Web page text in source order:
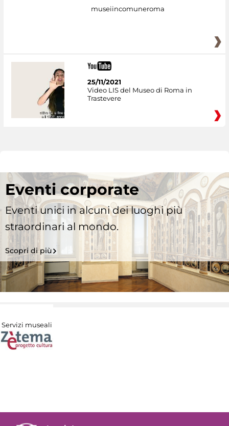
museiincomuneroma
25/11/2021
Video LIS del Museo di Roma in
Trastevere
Eventi corporate
Eventi unici in alcuni dei luoghi più
straordinari al mondo.
Scopri di più
Servizi museali